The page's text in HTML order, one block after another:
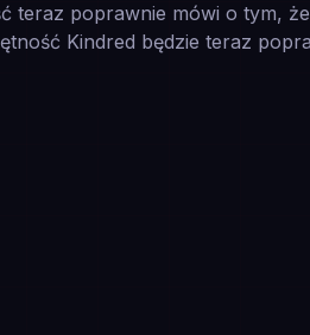
teraz poprawnie mówi o tym,
Kindred będzie teraz